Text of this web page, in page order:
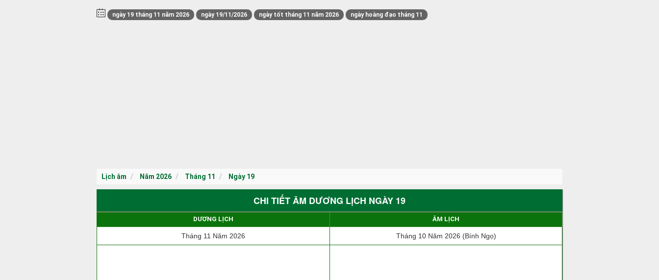
ngày 19 tháng 11 năm 2026 ngày 19/11/2026 ngày tốt tháng 11 năm 2026 ngày hoàng đạo tháng 11
Lịch âm Năm 2026 Tháng 11 Ngày 19
CHI TIẾT ÂM DƯƠNG LỊCH NGÀY 19
DƯƠNG LỊCH ÂM LỊCH
Tháng 11 Năm 2026 Tháng 10 Năm 2026 (Bính Ngọ)